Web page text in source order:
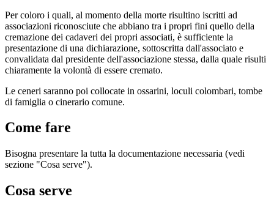
Per coloro i quali, al momento della morte risultino iscritti ad
associazioni riconosciute che abbiano tra i propri fini quello della
cremazione dei cadaveri dei propri associati, è sufficiente la
presentazione di una dichiarazione, sottoscritta dall'associato e
convalidata dal presidente dell'associazione stessa, dalla quale risulti
chiaramente la volontà di essere cremato.
Le ceneri saranno poi collocate in ossarini, loculi colombari, tombe
di famiglia o cinerario comune.
Come fare
Bisogna presentare la tutta la documentazione necessaria (vedi
sezione "Cosa serve").
Cosa serve